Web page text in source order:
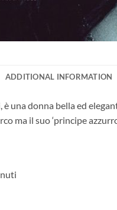
ADDITIONAL INFORMATION
è una donna bella ed
ma il suo ‘principe